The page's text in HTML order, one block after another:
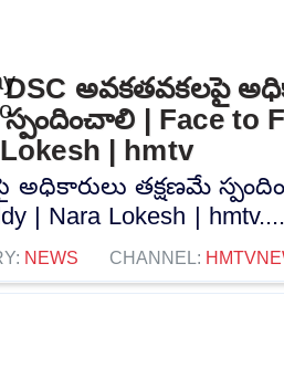
DSC అవకతవకలపై
స్పందించాలి | Face to
| hmtv
అధికారులు తక్షణమే
| Nara Lokesh |
NEWS CHANNEL: